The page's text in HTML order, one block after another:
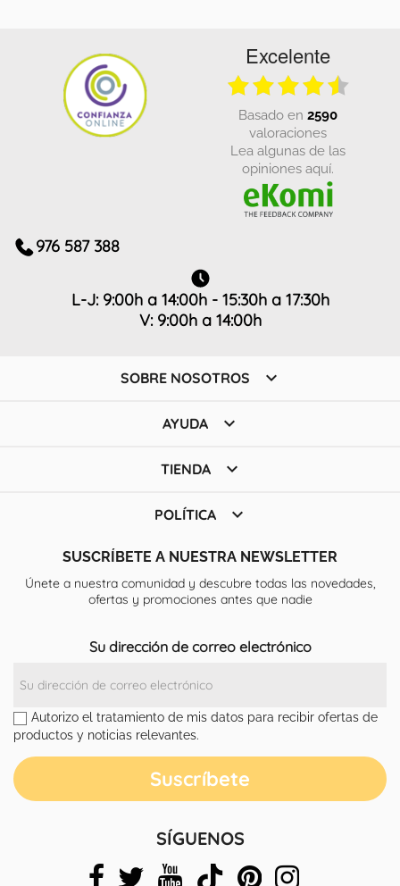
Excelente
basado en 2590
valoraciones
Lea algunas de las
opiniones aquí.
976 587 388
L-J: 9:00h a 14:00h - 15:30h a 17:30h
V: 9:00h a 14:00h
SOBRE NOSOTROS 
AYUDA 
TIENDA 
POLÍTICA 
SUSCRÍBETE A NUESTRA NEWSLETTER
Únete a nuestra comunidad y descubre todas las novedades,
ofertas y promociones antes que nadie
Su dirección de correo electrónico
Autorizo el tratamiento de mis datos para recibir ofertas de
productos y noticias relevantes.
SÍGUENOS